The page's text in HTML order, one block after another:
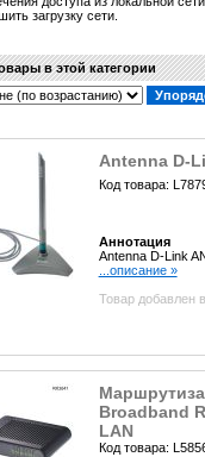
загрузку сети.
в этой категории
Antenna D-
Код товара:
Аннотация
Antenna D-Link
...описание »
Товар добавлен
Broadband
LAN
Код товара: